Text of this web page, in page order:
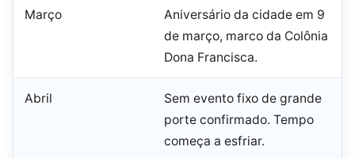
Março
Aniversário da cidade em 9
de março, marco da Colônia
Dona Francisca.
Abril
Sem evento fixo de grande
porte confirmado. Tempo
começa a esfriar.